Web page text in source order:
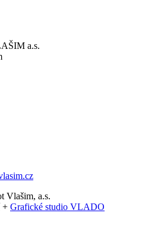
a.s.
Vlašim, a.s.
+ Grafické studio VLADO